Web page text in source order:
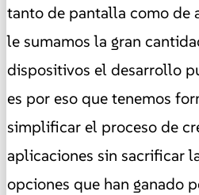
tanto de pantalla como de
le sumamos la gran
dispositivos el desarrollo
es por eso que tenemos
simplificar el proceso de
aplicaciones sin sacrificar
opciones que han ganado